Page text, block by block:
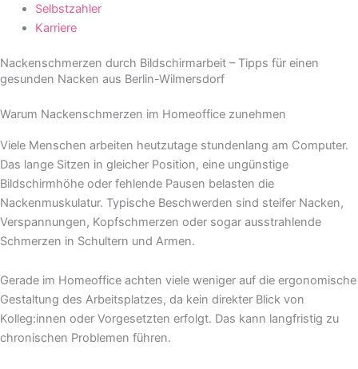
Selbstzahler
Karriere
Nackenschmerzen durch Bildschirmarbeit – Tipps für einen
gesunden Nacken aus Berlin-Wilmersdorf
Warum Nackenschmerzen im Homeoffice zunehmen
Viele Menschen arbeiten heutzutage stundenlang am Computer.
Das lange Sitzen in gleicher Position, eine ungünstige
Bildschirmhöhe oder fehlende Pausen belasten die
Nackenmuskulatur. Typische Beschwerden sind steifer Nacken,
Verspannungen, Kopfschmerzen oder sogar ausstrahlende
Schmerzen in Schultern und Armen.
Gerade im Homeoffice achten viele weniger auf die ergonomische
Gestaltung des Arbeitsplatzes, da kein direkter Blick von
Kolleg:innen oder Vorgesetzten erfolgt. Das kann langfristig zu
chronischen Problemen führen.